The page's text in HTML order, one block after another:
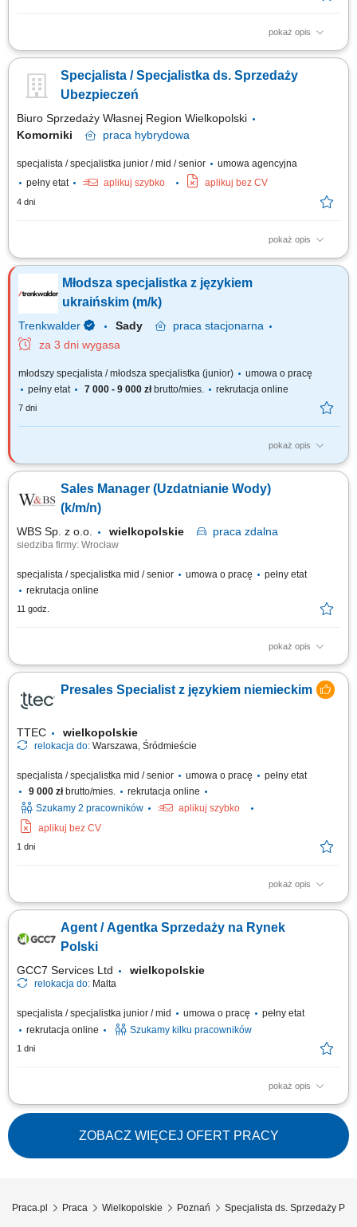
pokaż opis
Zakres obowiązków: aktywne pozyskiwanie oraz obsługa klientów
bezpośredniej, telefonicznej lub online, analiza potrzeb klientów oraz
dobór odpowiednich rozwiązań ubezpieczeniowych, budowanie
Specjalista / Specjalistka ds. Sprzedaży
Ubezpieczeń
Biuro Sprzedaży Własnej Region Wielkopolski
Komorniki
praca hybrydowa
specjalista / specjalistka junior / mid / senior
umowa agencyjna
pełny etat
aplikuj szybko aplikuj bez CV
4 dni
pokaż opis
Zakres obowiązków: aktywne pozyskiwanie oraz obsługa klientów
indywidualnych i biznesowych, prowadzenie spotkań z klientami w formie
bezpośredniej, telefonicznej lub online, analiza potrzeb klientów oraz
dobór odpowiednich rozwiązań ubezpieczeniowych, budowanie
długofalowych relacji i...
Młodsza specjalistka z językiem
ukraińskim (m/k)
Trenkwalder Sady praca stacjonarna
za 3 dni wygasa
młodszy specjalista / młodsza specjalistka (junior)
umowa o pracę
pełny etat
7 000 - 9 000 złbrutto/mies. rekrutacja online
7 dni
pokaż opis
Twoje zadania: rozwijanie i podtrzymywanie długoterminowych relacji z
ich indywidualnych potrzeb, doradztwo techniczne i produktowe,
wspierające klientów w wyborze najbardziej odpowiednich rozwiązań,
Sales Manager (Uzdatnianie Wody)
(k/m/n)
WBS Sp. z o.o. wielkopolskie praca zdalna
siedziba firmy: Wrocław
specjalista / specjalistka mid / senior umowa o pracę
pełny etat
rekrutacja online
11 godz.
pokaż opis
Opis stanowiska pracy/zadania: Aktywne pozyskiwanie nowych klientów i
klientami oraz zapewnianie im bieżącego wsparcia. Prowadzenie
negocjacji handlowych oraz przygotowywanie ofert dopasowanych do
Presales Specialist z językiem niemieckim
TTEC wielkopolskie
relokacja do: Warszawa, Śródmieście
specjalista / specjalistka mid / senior umowa o pracę
pełny etat
9 000 złbrutto/mies.
rekrutacja online
Szukamy 2 pracowników
aplikuj szybko
aplikuj bez CV
1 dni
pokaż opis
As a Sales Representative (Presales) with German – Hybrid, working on
#experienceTTEC Our employees have spoken. Our purpose, team, and
company culture are amazing and our Great Place to Work® certification
Agent / Agentka Sprzedaży na Rynek
Polski
GCC7 Services Ltd wielkopolskie
relokacja do: Malta
specjalista / specjalistka junior / mid umowa o pracę
pełny etat
rekrutacja online
Szukamy kilku pracowników
1 dni
pokaż opis
ZAKRES OBOWIĄZKÓW: Aktywny kontakt telefoniczny z klientami
zainteresowanymi naszymi produktami Sprzedaż usług związanych z
finansami, w tym szkoleń z zakresu edukacji finansowej; Budowanie
relacji i pozyskiwanie klientów dla naszych kluczowych Partnerów
Biznesowych. CZEGO WYMAGAMY: Chęć...
ZOBACZ WIĘCEJ OFERT PRACY
Praca.pl Praca Wielkopolskie Poznań Specjalista ds. Sprzedaży